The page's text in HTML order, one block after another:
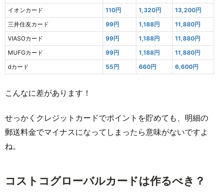
イオンカード
110円 1,320円
13,200円
三井住友カード
99円 1,188円
11,880円
VIASOカード
99円 1,188円
11,880円
MUFGカード
99円 1,188円
11,880円
dカード
55円 660円 6,600円
こんなに差があります！
せっかくクレジットカードでポイントを貯めても、明細の
郵送料金でマイナスになってしまったら意味がないですよ
ね。
コストコグローバルカードは作るべき？